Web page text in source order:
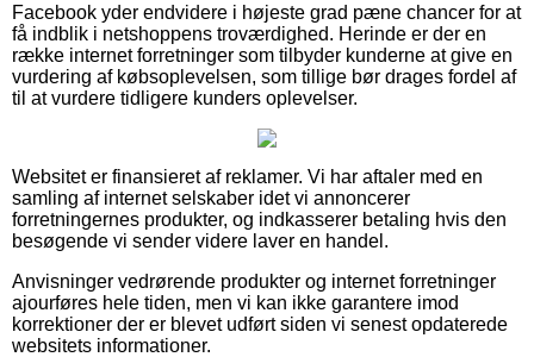
Facebook yder endvidere i højeste grad pæne chancer for at
få indblik i netshoppens troværdighed. Herinde er der en
række internet forretninger som tilbyder kunderne at give en
vurdering af købsoplevelsen, som tillige bør drages fordel af
til at vurdere tidligere kunders oplevelser.
Websitet er finansieret af reklamer. Vi har aftaler med en
samling af internet selskaber idet vi annoncerer
forretningernes produkter, og indkasserer betaling hvis den
besøgende vi sender videre laver en handel.
Anvisninger vedrørende produkter og internet forretninger
ajourføres hele tiden, men vi kan ikke garantere imod
korrektioner der er blevet udført siden vi senest opdaterede
websitets informationer.